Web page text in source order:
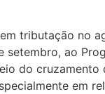
tributação no
setembro, ao
do
em